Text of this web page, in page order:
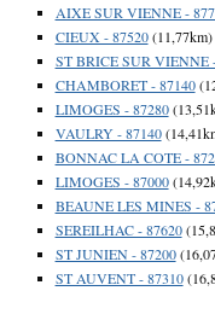
AIXE SUR VIENNE -
CIEUX - 87520(11,77km)
ST BRICE SUR VIENNE
CHAMBORET - 87140
LIMOGES - 87280
VAULRY - 87140
BONNAC LA COTE -
LIMOGES - 87000
BEAUNE LES MINES -
SEREILHAC - 87620
ST JUNIEN - 87200
ST AUVENT - 87310